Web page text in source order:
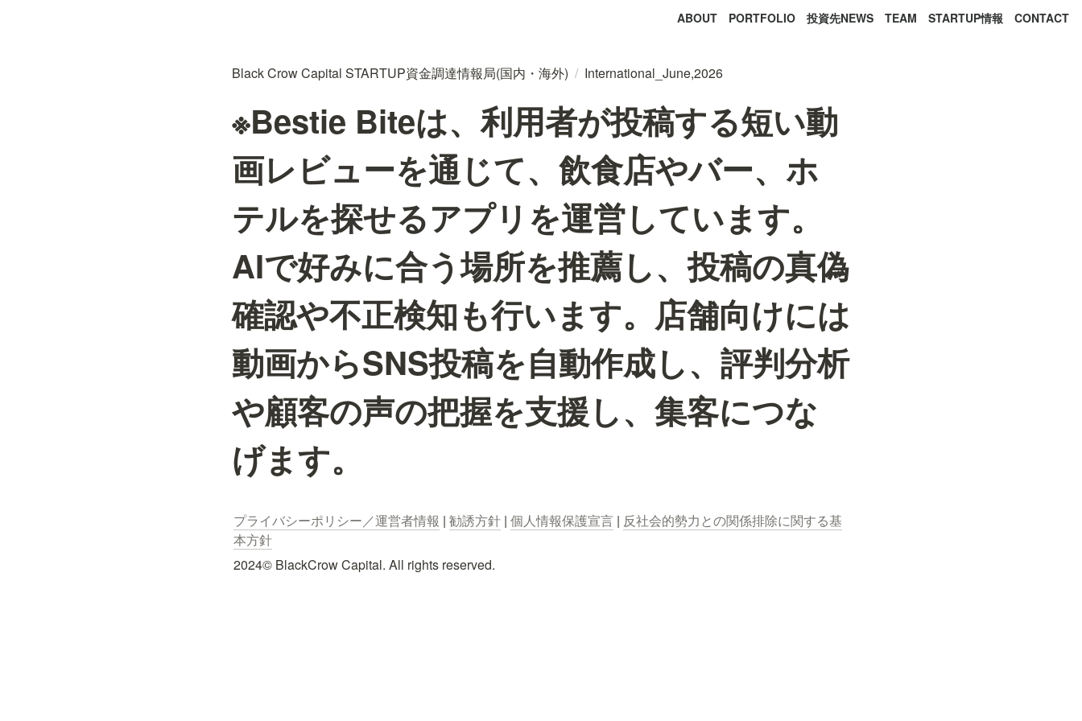
ABOUT PORTFOLIO 投資先NEWS TEAM STARTUP情報 CONTACT
Black Crow Capital STARTUP資金調達情報局(国内・海外) / International_June,2026
※Bestie Biteは、利用者が投稿する短い動
画レビューを通じて、飲食店やバー、ホ
テルを探せるアプリを運営しています。
AIで好みに合う場所を推薦し、投稿の真偽
確認や不正検知も行います。店舗向けには
動画からSNS投稿を自動作成し、評判分析
や顧客の声の把握を支援し、集客につな
げます。
プライバシーポリシー／運営者情報 | 勧誘方針 | 個人情報保護宣言 | 反社会的勢力との関係排除に関する基
本方針
2024© BlackCrow Capital. All rights reserved.